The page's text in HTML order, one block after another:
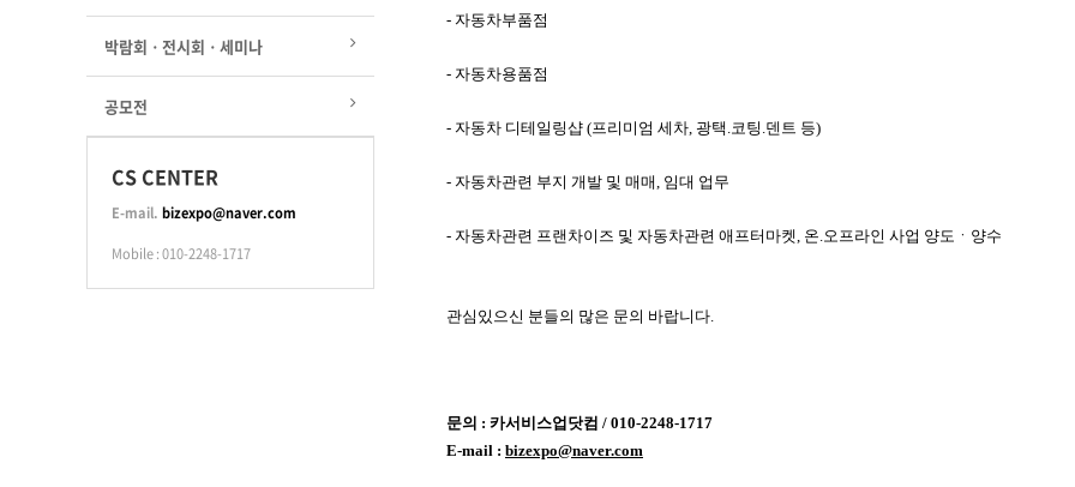
- 자동차부품점
- 자동차용품점
- 자동차 디테일링샵 (프리미엄 세차, 광택.코팅.덴트 등)
- 자동차관련 부지 개발 및 매매, 임대 업무
- 자동차관련 프랜차이즈 및 자동차관련 애프터마켓, 온.오프라인 사업 양도ㆍ양수
관심있으신 분들의 많은 문의 바랍니다.
문의 : 카서비스업닷컴 / 010-2248-1717
E-mail : bizexpo@naver.com
박람회ㆍ전시회ㆍ세미나
공모전
CS CENTER
E-mail. bizexpo@naver.com
Mobile : 010-2248-1717